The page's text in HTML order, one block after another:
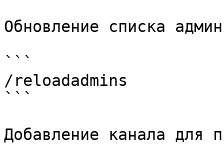
Обновление списка
```
/reloadadmins
```
Добавление канала для